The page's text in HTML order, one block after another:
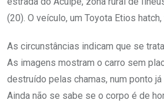
(20). O veículo, um Toyota Etios
As circunstâncias indicam que se
As imagens mostram o carro sem
destruído pelas chamas, num ponto
Ainda não se sabe se o corpo é de